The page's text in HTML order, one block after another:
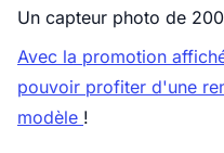
Un capteur photo de
Avec la promotion
pouvoir profiter d'une
modèle !